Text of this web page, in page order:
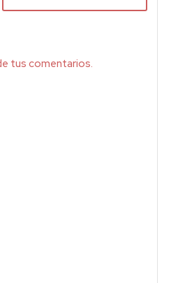
tus comentarios.